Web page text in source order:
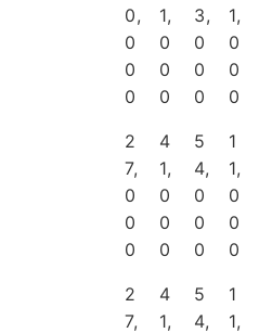
0,
0
0
0
1,
0
0
0
3,
0
0
0
1,
0
0
0
2
7,
0
0
0
4
1,
0
0
0
5
4,
0
0
0
1
1,
0
0
0
2
7,
4
1,
5
4,
1
1,